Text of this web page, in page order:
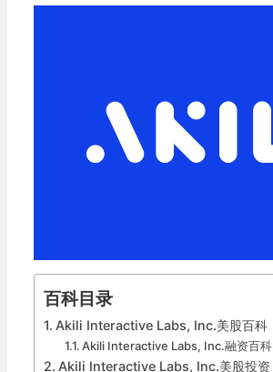
百科目录
Akili Interactive Labs, Inc.美股百科
Akili Interactive Labs, Inc.融资百科
Akili Interactive Labs, Inc.美股投资